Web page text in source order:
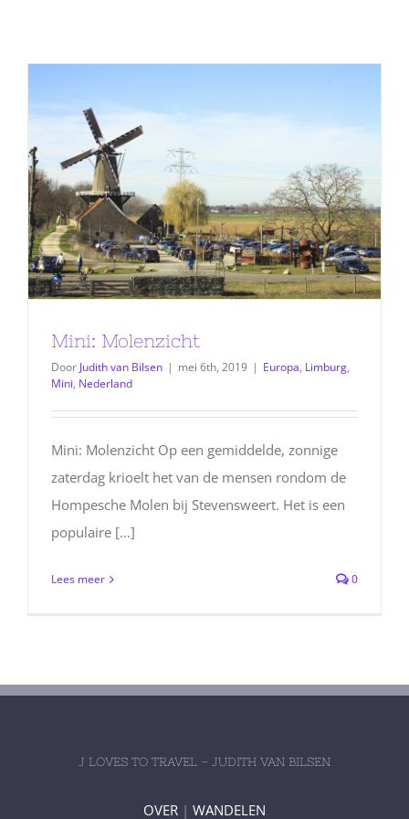
Mini: Molenzicht
Door Judith van Bilsen | mei 6th, 2019 | Europa, Limburg,
Mini, Nederland
Mini: Molenzicht Op een gemiddelde, zonnige
zaterdag krioelt het van de mensen rondom de
Hompesche Molen bij Stevensweert. Het is een
populaire [...]
Lees meer 0
J LOVES TO TRAVEL – JUDITH VAN BILSEN
OVER | WANDELEN